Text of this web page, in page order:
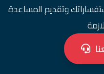
وتقديم المساعدة